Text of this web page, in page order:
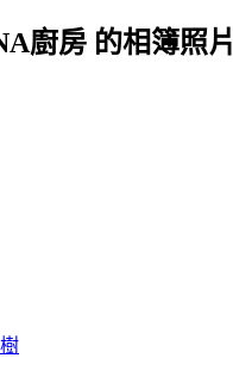
廚房 的相簿照片